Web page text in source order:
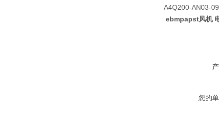
A4Q200-AN03-
ebmpapst风机
您的